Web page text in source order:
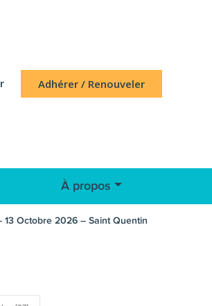
Adhérer / Renouveler
À propos
13 Octobre 2026 – Saint Quentin